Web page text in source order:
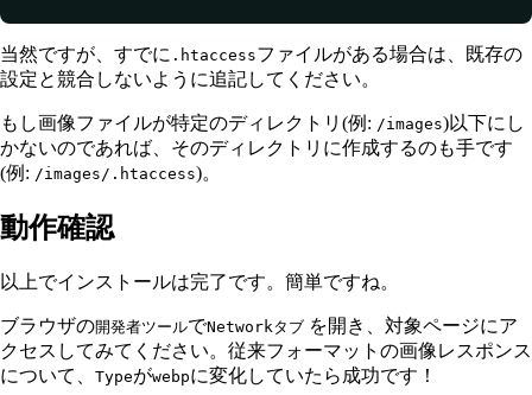
当然ですが、すでに .htaccessファイルがある場合は、既存の
設定と競合しないように追記してください。
もし画像ファイルが特定のディレクトリ(例: /images)以下にし
かないのであれば、そのディレクトリに作成するのも手です
(例: /images/.htaccess)。
動作確認
以上でインストールは完了です。簡単ですね。
ブラウザの開発者ツールでNetworkタブ を開き、対象ページにア
クセスしてみてください。従来フォーマットの画像レスポンス
について、 Typeがwebpに変化していたら成功です！